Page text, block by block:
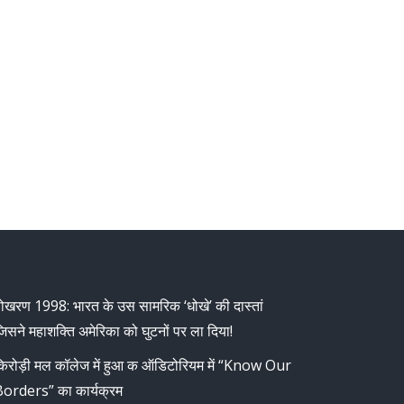
1998: भारत के उस सामरिक ‘धोखे’ की दास्तां
महाशक्ति अमेरिका को घुटनों पर ला दिया!
मल कॉलेज में हुआ क ऑडिटोरियम में “Know Our
का कार्यक्रम